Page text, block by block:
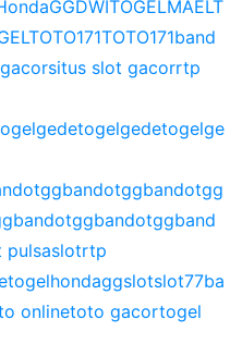
DWITOGELMAELT
TOTO171TOTO171band
situs slot gacorrtp
gedetogelgedetogelge
bandotggbandotgg
bandotggbandotggband
pulsaslotrtp
hondaggslotslot77ba
onlinetoto gacortogel